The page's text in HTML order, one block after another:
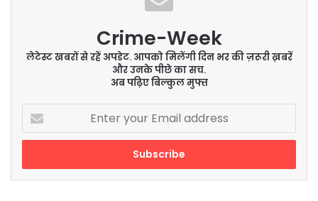
Crime-Week
लेटेस्ट खबरों से रहें अपडेट. आपको मिलेंगी दिन भर की ज़रूरी ख़बरें
और उनके पीछे का सच.
अब पढ़िए बिल्कुल मुफ्त
Enter
your
Email